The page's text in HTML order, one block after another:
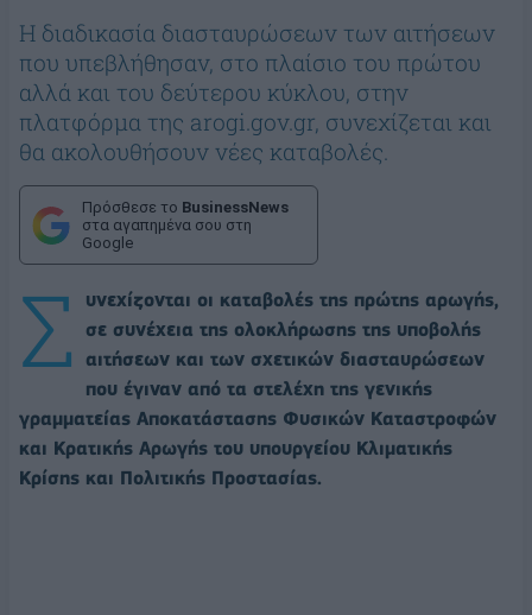
Η διαδικασία διασταυρώσεων των αιτήσεων
που υπεβλήθησαν, στο πλαίσιο του πρώτου
αλλά και του δεύτερου κύκλου, στην
πλατφόρμα της arogi.gov.gr, συνεχίζεται και
θα ακολουθήσουν νέες καταβολές.
Πρόσθεσε το BusinessNews
στα αγαπημένα σου στη
Google
Σ
υνεχίζονται οι καταβολές της πρώτης αρωγής,
σε συνέχεια της ολοκλήρωσης της υποβολής
αιτήσεων και των σχετικών διασταυρώσεων
που έγιναν από τα στελέχη της γενικής
γραμματείας Αποκατάστασης Φυσικών Καταστροφών
και Κρατικής Αρωγής του υπουργείου Κλιματικής
Κρίσης και Πολιτικής Προστασίας.